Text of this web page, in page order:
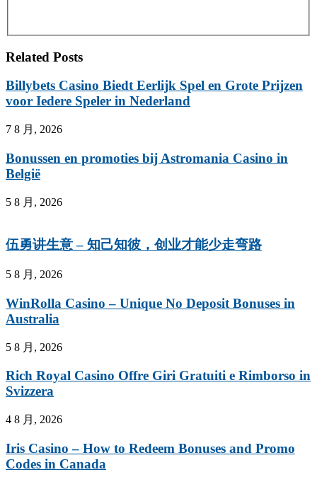
Related Posts
Billybets Casino Biedt Eerlijk Spel en Grote Prijzen
voor Iedere Speler in Nederland
7 8 月, 2026
Bonussen en promoties bij Astromania Casino in
België
5 8 月, 2026
伍勇讲生意 – 知己知彼，创业才能少走弯路
5 8 月, 2026
WinRolla Casino – Unique No Deposit Bonuses in
Australia
5 8 月, 2026
Rich Royal Casino Offre Giri Gratuiti e Rimborso in
Svizzera
4 8 月, 2026
Iris Casino – How to Redeem Bonuses and Promo
Codes in Canada